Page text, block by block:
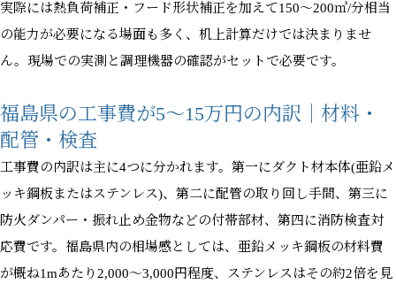
実際には熱負荷補正・フード形状補正を加えて150〜200㎥/分相当
の能力が必要になる場面も多く、机上計算だけでは決まりませ
ん。現場での実測と調理機器の確認がセットで必要です。
福島県の工事費が5〜15万円の内訳｜材料・
配管・検査
工事費の内訳は主に4つに分かれます。第一にダクト材本体(亜鉛メ
ッキ鋼板またはステンレス)、第二に配管の取り回し手間、第三に
防火ダンパー・振れ止め金物などの付帯部材、第四に消防検査対
応費です。福島県内の相場感としては、亜鉛メッキ鋼板の材料費
が概ね1mあたり2,000〜3,000円程度、ステンレスはその約2倍を見